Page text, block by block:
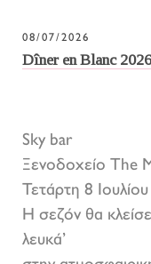
08/07/2026
Dîner en Blanc
Sky bar
Ξενοδοχείο The
Τετάρτη 8
Η σεζόν θα
λευκά’